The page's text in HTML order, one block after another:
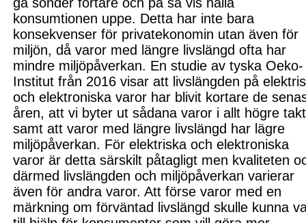
konsumtionen uppe. Detta har inte bara
konsekvenser för privatekonomin utan även för
miljön, då varor med längre livslängdofta har
mindre miljöpåverkan. En studie av tyska Oeko-
Institutfrån 2016visar att livslängden på
och elektroniska varor har blivit kortare de
åren, att vi byter ut sådana varor i allt högre takt
samt att varor med längre livslängd har lägre
miljöpåverkan. För elektriska och elektroniska
varor är detta särskilt påtagligt men kvaliteten
därmed livslängden och miljöpåverkan varierar
även för andra varor. Att förse varor med en
märkning om förväntad livslängd skulle kunna